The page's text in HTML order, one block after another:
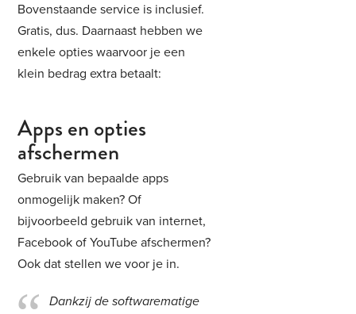
Bovenstaande service is inclusief.
Gratis, dus. Daarnaast hebben we
enkele opties waarvoor je een
klein bedrag extra betaalt:
Apps en opties
afschermen
Gebruik van bepaalde apps
onmogelijk maken? Of
bijvoorbeeld gebruik van internet,
Facebook of YouTube afschermen?
Ook dat stellen we voor je in.
Dankzij de softwarematige